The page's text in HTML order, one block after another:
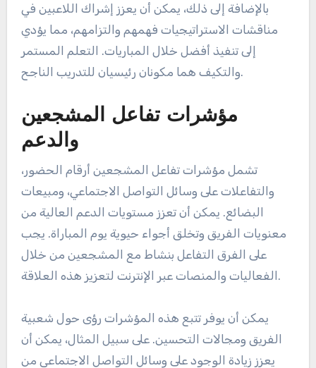
بالإضافة إلى ذلك، يمكن أن يعزز إشراك اللاعبين في
مناقشات الاستراتيجيات فهمهم والتزامهم، مما يؤدي
إلى تنفيذ أفضل خلال المباريات. التعلم المستمر
والتكيف هما مكونان رئيسيان للتدريب الناجح.
مؤشرات تفاعل المشجعين
والدعم
تشمل مؤشرات تفاعل المشجعين أرقام الحضور،
والتفاعلات على وسائل التواصل الاجتماعي، ومبيعات
البضائع. يمكن أن تعزز مستويات الدعم العالية من
معنويات الفريق وتخلق أجواء حيوية يوم المباراة. يجب
على الفرق التفاعل بنشاط مع المشجعين من خلال
الفعاليات والمنصات عبر الإنترنت لتعزيز هذه العلاقة.
يمكن أن يوفر تتبع هذه المؤشرات رؤى حول شعبية
الفريق ومجالات التحسين. على سبيل المثال، يمكن أن
يعزز زيادة الوجود على وسائل التواصل الاجتماعي من